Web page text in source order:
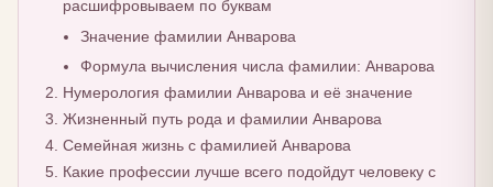
расшифровываем по буквам
Значение фамилии Анварова
Формула вычисления числа фамилии: Анварова
Нумерология фамилии Анварова и её значение
Жизненный путь рода и фамилии Анварова
Семейная жизнь с фамилией Анварова
Какие профессии лучше всего подойдут человеку с